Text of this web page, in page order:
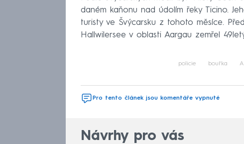
daném kaňonu nad údolím řeky Ticino.
turisty ve Švýcarsku z tohoto měsíce.
Hallwilersee v oblasti Aargau zemřel
policie bouřka
Pro tento článek jsou komentáře vypnuté
Návrhy pro vás